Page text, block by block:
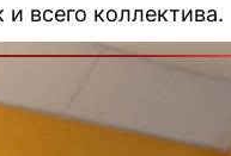
всего коллектива.